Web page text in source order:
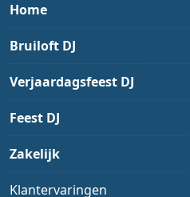
Home
Bruiloft DJ
Verjaardagsfeest DJ
Feest DJ
Zakelijk
Klantervaringen